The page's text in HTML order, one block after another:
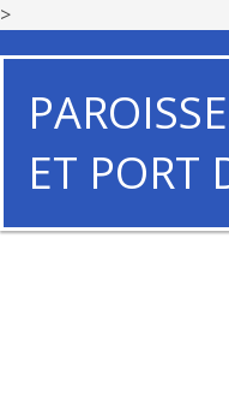
>
ET PORT